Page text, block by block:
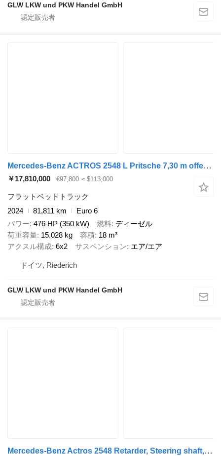
GLW LKW und PKW Handel GmbH
Mercedes-Benz ACTROS 2548 L Pritsche 7,30 m offen+RETARDER ÖL
￥17,810,000 €97,800 ≈ $113,000
フラットベッドトラック
2024
81,811 km
Euro 6
パワー 476 HP (350 kW) 燃料 ディーゼル
荷重容量 15,028 kg 容積 18 m³
アクスル構成 6x2 サスペンション エア/エア
ドイツ, Riederich
GLW LKW und PKW Handel GmbH
Mercedes-Benz Actros 2548 Retarder, Steering shaft, PTO